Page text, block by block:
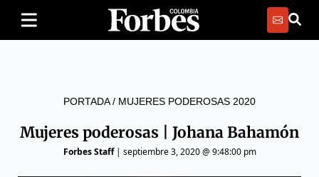
PORTADA/ MUJERES PODEROSAS 2020
Mujeres poderosas | Johana Bahamón
Forbes Staff| septiembre 3, 2020 @ 9:48:00 pm